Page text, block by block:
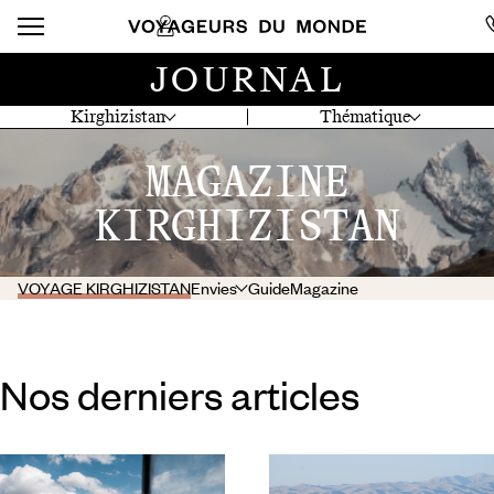
Kirghizistan Thématique
JOURNAL
MAGAZINE
KIRGHIZISTAN
VOYAGE KIRGHIZISTANEnvies GuideMagazine
Nos derniers articles